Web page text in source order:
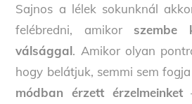
Sajnos a lélek sokunknál
felébredni, amikor szembe
válsággal. Amikor olyan
hogy belátjuk, semmi sem
módban érzett érzelmeinket